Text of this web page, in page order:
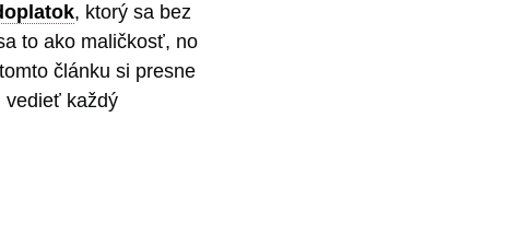
, ktorý sa bez
to ako maličkosť, no
článku si presne
vedieť každý